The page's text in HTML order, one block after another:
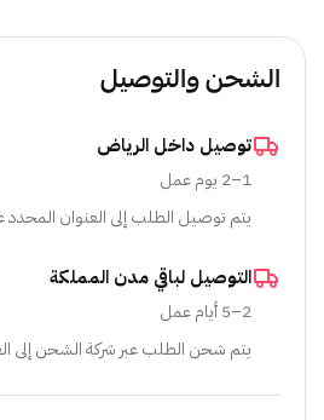
الشحن والتوصيل
توصيل داخل الرياض
1–2 يوم عمل
يتم توصيل الطلب إلى العنوان المحدد
التوصيل لباقي مدن المملكة
2–5 أيام عمل
يتم شحن الطلب عبر شركة الشحن إلى